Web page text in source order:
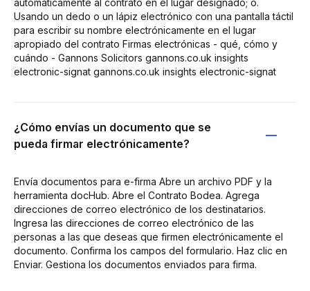
Usando un dedo o un lápiz electrónico con una pantalla táctil
para escribir su nombre electrónicamente en el lugar
apropiado del contrato Firmas electrónicas - qué, cómo y
cuándo - Gannons Solicitors gannons.co.uk insights
electronic-signat gannons.co.uk insights electronic-signat
¿Cómo envías un documento que se
pueda firmar electrónicamente?
Envía documentos para e-firma Abre un archivo PDF y la
herramienta docHub. Abre el Contrato Bodea. Agrega
direcciones de correo electrónico de los destinatarios.
Ingresa las direcciones de correo electrónico de las
personas a las que deseas que firmen electrónicamente el
documento. Confirma los campos del formulario. Haz clic en
Enviar. Gestiona los documentos enviados para firma.